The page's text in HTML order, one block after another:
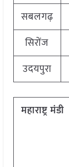
सबलगढ़
सिरोंज
उदयपुरा
महाराष्ट्र मंडी